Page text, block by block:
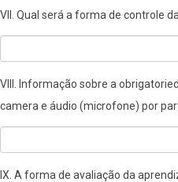
VII. Qual será a forma de controle
VIII. Informação sobre a
camera e áudio (microfone) por
IX. A forma de avaliação da